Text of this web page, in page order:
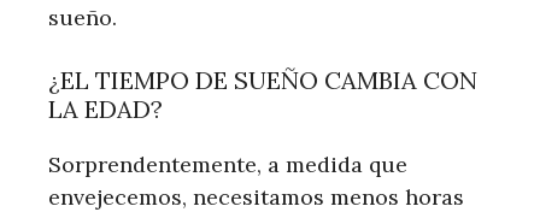
sueño.
¿EL TIEMPO DE SUEÑO CAMBIA CON
LA EDAD?
Sorprendentemente, a medida que
envejecemos, necesitamos menos horas